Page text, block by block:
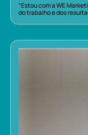
“Estou com a WE
do trabalho e dos